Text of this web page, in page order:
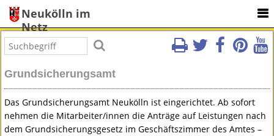
Neukölln im
Netz
Grundsicherungsamt
Das Grundsicherungsamt Neukölln ist eingerichtet. Ab sofort
nehmen die Mitarbeiter/innen die Anträge auf Leistungen nach
dem Grundsicherungsgesetz im Geschäftszimmer des Amtes –